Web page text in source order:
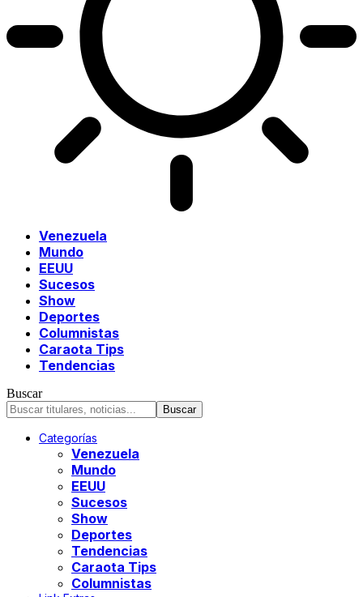
Venezuela
Mundo
EEUU
Sucesos
Show
Deportes
Columnistas
Caraota Tips
Tendencias
Buscar
Categorías
Venezuela
Mundo
EEUU
Sucesos
Show
Deportes
Tendencias
Caraota Tips
Columnistas